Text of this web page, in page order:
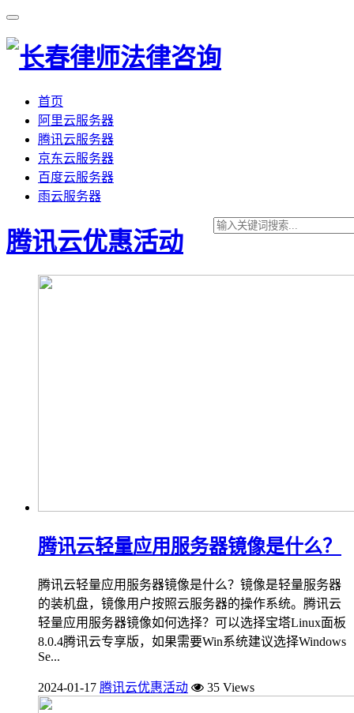
首页
阿里云服务器
腾讯云服务器
京东云服务器
百度云服务器
雨云服务器
腾讯云优惠活动
腾讯云轻量应用服务器镜像是什么？
腾讯云轻量应用服务器镜像是什么？镜像是轻量服务器
的装机盘，镜像用户按照云服务器的操作系统。腾讯云
轻量应用服务器镜像如何选择？可以选择宝塔Linux面板
8.0.4腾讯云专享版，如果需要Win系统建议选择Windows
Se...
2024-01-17 腾讯云优惠活动 35 Views